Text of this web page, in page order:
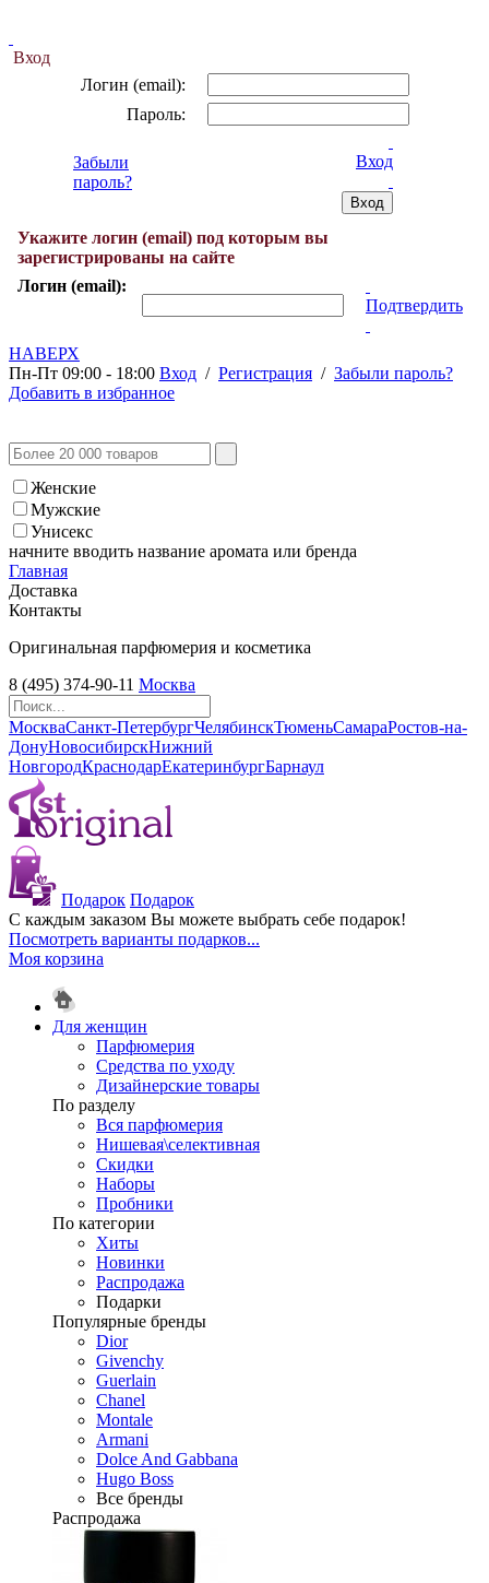
Вход
Логин (email):
Пароль:
Забыли
пароль?
Вход
Укажите логин (email) под которым вы
зарегистрированы на сайте
Логин (email):
Подтвердить
НАВЕРХ
Пн-Пт 09:00 - 18:00 Вход / Регистрация / Забыли пароль?
Добавить в избранное
Женские
Мужские
Унисекс
начните вводить название аромата или бренда
Главная
Доставка
Контакты
Оригинальная парфюмерия и косметика
8 (495) 374-90-11 Москва
МоскваСанкт-ПетербургЧелябинскТюменьСамараРостов-на-
ДонуНовосибирскНижний
НовгородКраснодарЕкатеринбургБарнаул
Подарок Подарок
С каждым заказом Вы можете выбрать себе подарок!
Посмотреть варианты подарков...
Моя корзина
Для женщин
Парфюмерия
Средства по уходу
Дизайнерские товары
По разделу
Вся парфюмерия
Нишевая\селективная
Скидки
Наборы
Пробники
По категории
Хиты
Новинки
Распродажа
Подарки
Популярные бренды
Dior
Givenchy
Guerlain
Chanel
Montale
Armani
Dolce And Gabbana
Hugo Boss
Все бренды
Распродажа